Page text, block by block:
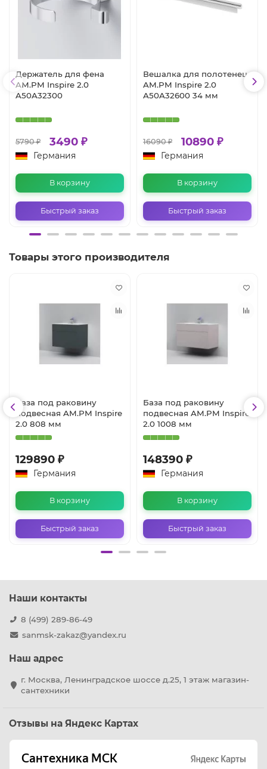
Держатель для фена
AM.PM Inspire 2.0
A50A32300
5790 ₽ 3490 ₽
Германия
В корзину
Быстрый заказ
Вешалка для полотенец
AM.PM Inspire 2.0
A50A32600 34 мм
16090 ₽ 10890 ₽
Германия
В корзину
Быстрый заказ
Товары этого производителя
База под раковину
подвесная AM.PM Inspire
2.0 808 мм
129890 ₽
Германия
В корзину
Быстрый заказ
База под раковину
подвесная AM.PM Inspire
2.0 1008 мм
148390 ₽
Германия
В корзину
Быстрый заказ
Наши контакты
8 (499) 289-86-49
sanmsk-zakaz@yandex.ru
Наш адрес
г. Москва, Ленинградское шоссе д.25, 1 этаж магазин-
сантехники
Отзывы на Яндекс Картах